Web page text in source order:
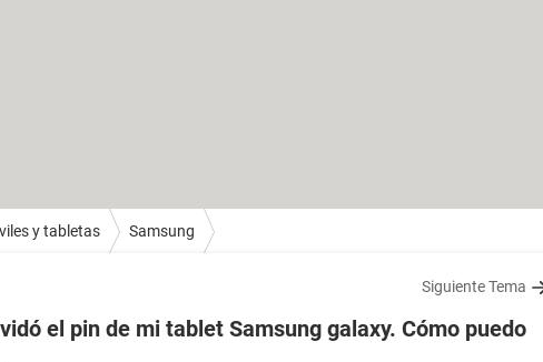
y tabletas Samsung
Siguiente Tema
el pin de mi tablet Samsung galaxy. Cómo puedo